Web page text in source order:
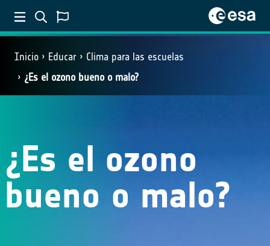
Inicio Educar
Clima para las escuelas
¿Es el ozono bueno o malo?
¿Es el ozono
bueno o malo?